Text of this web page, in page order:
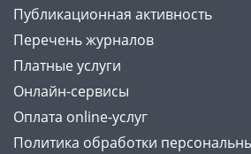
Публикационная активность
Перечень журналов
Платные услуги
Онлайн-сервисы
Оплата online-услуг
Политика обработки